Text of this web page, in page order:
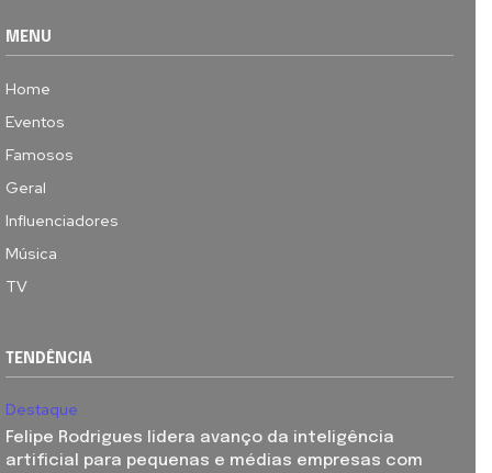
MENU
Home
Eventos
Famosos
Geral
Influenciadores
Música
TV
TENDÊNCIA
Destaque
Felipe Rodrigues lidera avanço da inteligência
artificial para pequenas e médias empresas com